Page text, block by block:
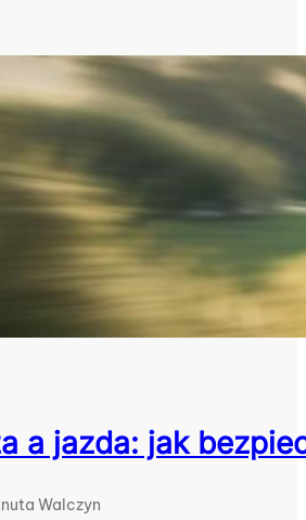
a jazda: jak
Walczyn